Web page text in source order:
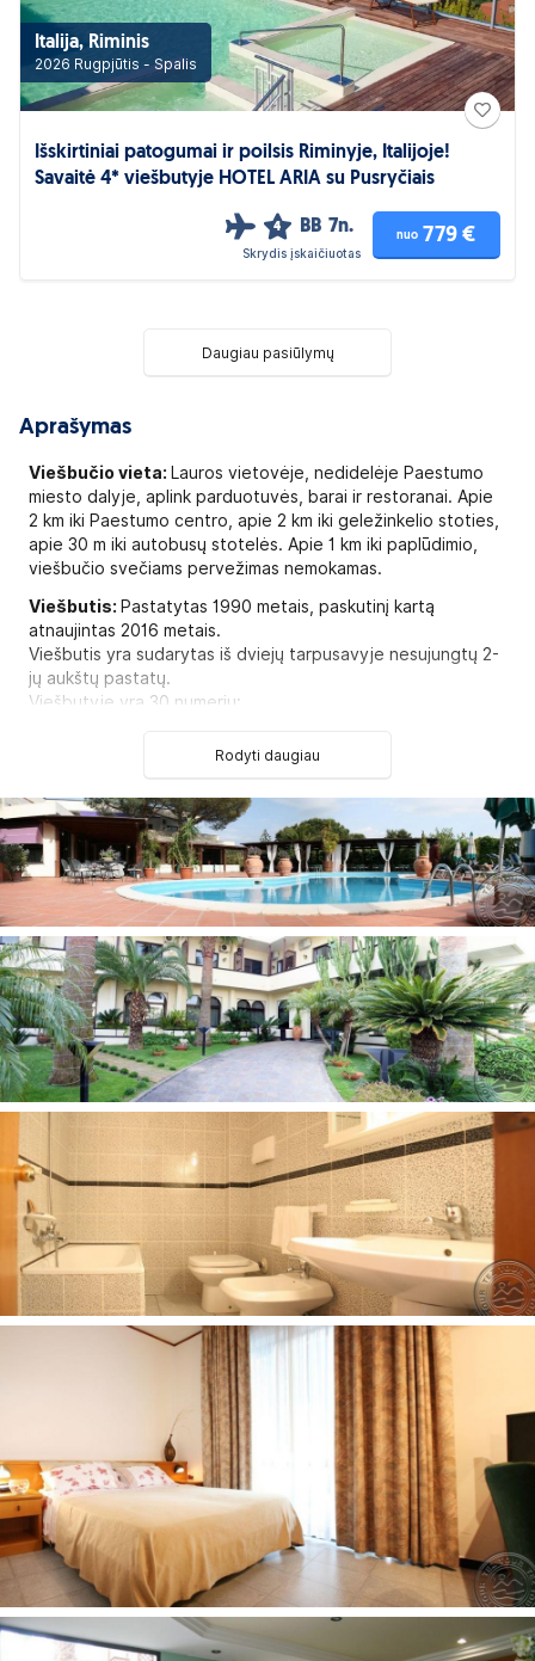
Italija, Riminis
2026 Rugpjūtis - Spalis
Išskirtiniai patogumai ir poilsis Riminyje, Italijoje!
Savaitė 4* viešbutyje HOTEL ARIA su Pusryčiais
4 BB 7n.
Skrydis įskaičiuotas
nuo 779 €
Daugiau pasiūlymų
Aprašymas
Viešbučio vieta: Lauros vietovėje, nedidelėje Paestumo
miesto dalyje, aplink parduotuvės, barai ir restoranai. Apie
2 km iki Paestumo centro, apie 2 km iki geležinkelio stoties,
apie 30 m iki autobusų stotelės. Apie 1 km iki paplūdimio,
viešbučio svečiams pervežimas nemokamas.
Viešbutis: Pastatytas 1990 metais, paskutinį kartą
atnaujintas 2016 metais.
Viešbutis yra sudarytas iš dviejų tarpusavyje nesujungtų 2-
jų aukštų pastatų.
Viešbutyje yra 30 numerių:
Seifas yra
Patalynės keitimas: kas 2 dienas
Oro kondicionierius: yra
Rankšluosčių keitimas: kasdien
Telefonas
Grindys: plytelės
Numerių tvarkymas: kasdien
Šlepetės
Plaukų džiovintuvas: yra
Balkonas
Televizorius: palydovinė
Dušas
Internetas: Wi-Fi nemokamai
Vaikams:
Viešbučio teritorijoje:
Registratūra
Barai: 1
Konferencijų salės: 1
Automobilių stovėjimo aikštelė nemokamai
Belaidis internetas nemokamai
Televizijos salė
Liftas
Paplūdimys:
Paplūdimyje: skėčiai, gultai yra
Kontaktai:
Rodyti daugiau